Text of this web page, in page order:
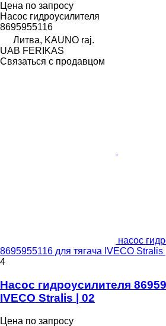
Цена по запросу
Насос гидроусилителя
8695955116
Литва, KAUNO raj.
UAB FERIKAS
Связаться с продавцом
насос
8695955116 для тягача IVECO Stralis
4
Насос гидроусилителя
IVECO Stralis | 02
Цена по запросу